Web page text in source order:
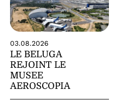
03.08.2026
LE BELUGA
REJOINT LE
MUSEE
AEROSCOPIA